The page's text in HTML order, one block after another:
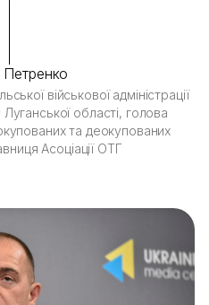
Петренко
військової адміністрації
області, голова
та деокупованих
Асоціації ОТГ